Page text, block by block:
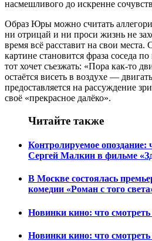
насмешливого до искренне
Образ Юры можно считать
ни отрицай и ни проси жизнь не
время всё расставит на свои
картине становится фраза соседа
тот хочет съезжать: «Пора как-то
остаётся висеть в воздухе —
предоставляется на рассуждение
своё «прекрасное далёко».
Читайте также
Контролируемое опоздание:
Сергей Малкин в фильме
В Москве состоялась
комедии «Роман с того
Новинки кино: что
Новинки кино: что смотреть